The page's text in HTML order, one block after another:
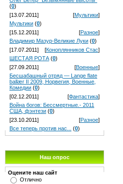
(0)
[13.07.2011]
[Мультики]
Мультики (0)
[15.12.2011]
[Разное]
Владимир Мазур-Великие Луки (0)
[17.07.2011]
[Коноплянников Стас]
ШЕСТАЯ РОТА (0)
[27.09.2011]
[Военные]
Бесшабашный отряд — Lange flate
ballær II 2009, Норвегия, Военные,
Комедии (0)
[02.12.2011]
[Фантастика]
Война богов: Бессмертные.- 2011
США, фэнтези (0)
[23.10.2011]
[Разное]
Все теперь против нас...
(0)
Наш опрос
Оцените наш сайт
Отлично